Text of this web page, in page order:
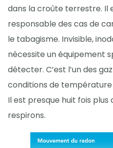
dans la croûte terrestre. Il
responsable des cas de
le tabagisme. Invisible,
nécessite un équipement
détecter. C’est l’un des
conditions de
Il est presque huit fois plus
respirons.